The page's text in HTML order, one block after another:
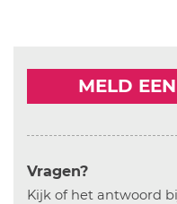
MELD
Vragen?
Kijk of het antwoord